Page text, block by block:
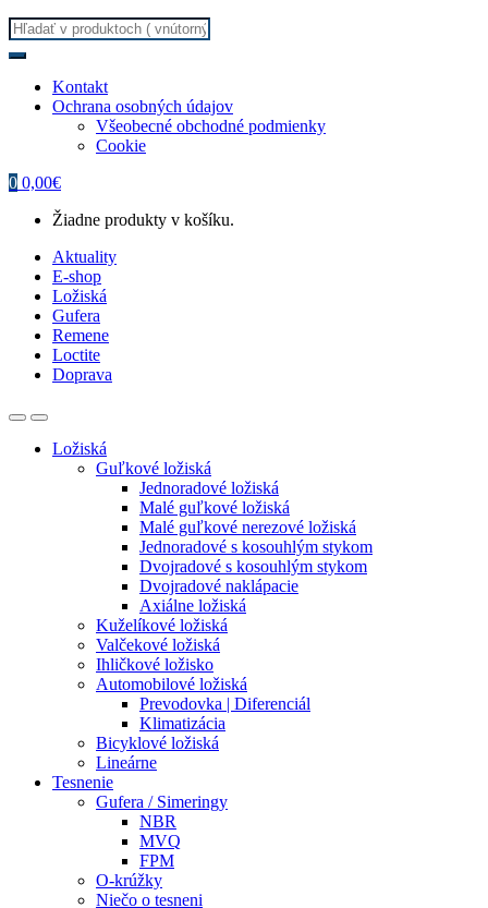
Search
for:
Kontakt
Ochrana osobných údajov
Všeobecné obchodné podmienky
Cookie
0 0,00€
Žiadne produkty v košíku.
Aktuality
E-shop
Ložiská
Gufera
Remene
Loctite
Doprava
Ložiská
Guľkové ložiská
Jednoradové ložiská
Malé guľkové ložiská
Malé guľkové nerezové ložiská
Jednoradové s kosouhlým stykom
Dvojradové s kosouhlým stykom
Dvojradové naklápacie
Axiálne ložiská
Kuželíkové ložiská
Valčekové ložiská
Ihličkové ložisko
Automobilové ložiská
Prevodovka | Diferenciál
Klimatizácia
Bicyklové ložiská
Lineárne
Tesnenie
Gufera / Simeringy
NBR
MVQ
FPM
O-krúžky
Niečo o tesneni